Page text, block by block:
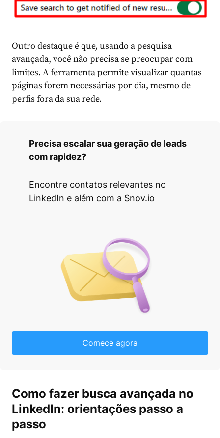
Outro destaque é que, usando a pesquisa
avançada, você não precisa se preocupar com
limites. A ferramenta permite visualizar quantas
páginas forem necessárias por dia, mesmo de
perfis fora da sua rede.
Precisa escalar sua geração de leads
com rapidez?
Encontre contatos relevantes no
LinkedIn e além com a Snov.io
Comece agora
Como fazer busca avançada no
LinkedIn: orientações passo a
passo